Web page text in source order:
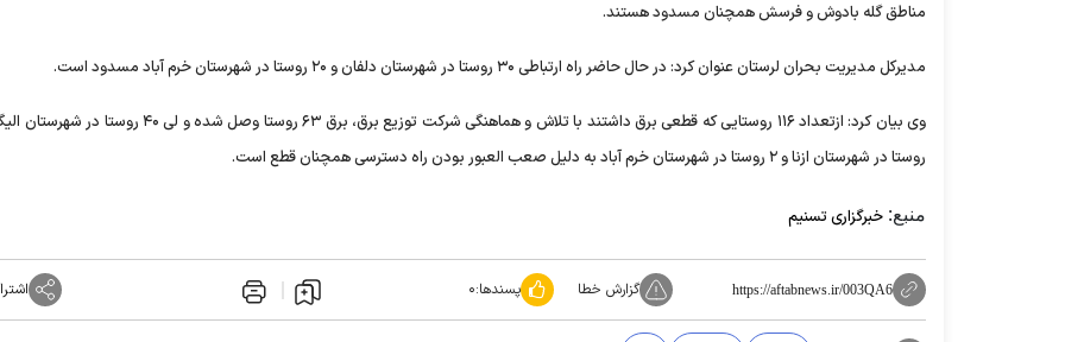
مناطق گله بادوش و فرسش همچنان مسدود هستند.
مدیرکل مدیریت بحران لرستان عنوان کرد: در حال حاضر راه ارتباطی ۳۰ روستا در شهرستان دلفان و ۲۰ روستا در شهرستان خرم آباد مسدود است.
روستا در شهرستان ازنا و ۲ روستا در شهرستان خرم آباد به دلیل صعب العبور بودن راه دسترسی همچنان قطع است.
منبع: خبرگزاری تسنیم
https://aftabnews.ir/003QA6 گزارش خطا پسندها:۰